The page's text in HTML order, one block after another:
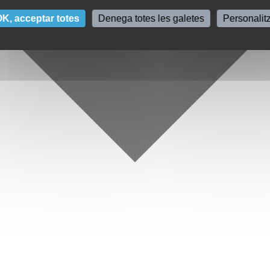
acceptar totes Denega totes les galetes